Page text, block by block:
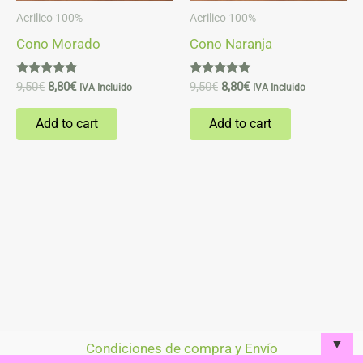
Acrilico 100%
Cono Morado
Rated
5.00
out of 5
9,50€ 8,80€ IVA Incluido
Add to cart
Acrilico 100%
Cono Naranja
Rated
5.00
out of 5
9,50€ 8,80€ IVA Incluido
Add to cart
Condiciones de compra y Envío ▼